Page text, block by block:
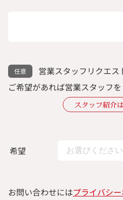
営業スタッフリクエス
ご希望があれば営業スタッフを
スタッフ紹介
希望
お問い合わせにはプライバシ